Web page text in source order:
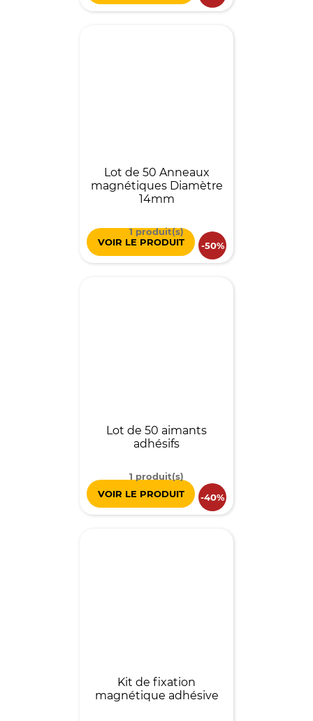
Lot de 50 Anneaux
magnétiques Diamètre
14mm
1 produit(s)
VOIR LE PRODUIT
-50%
Lot de 50 aimants
adhésifs
1 produit(s)
VOIR LE PRODUIT
-40%
Kit de fixation
magnétique adhésive